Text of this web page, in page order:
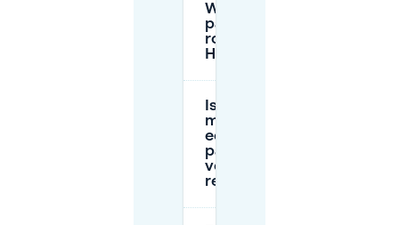
Wat zijn de
parkeertarieven
rondom Marie
Heinekenplein?
Is het
mogelijk om
een
parkeerplek
vooraf te
reserveren?